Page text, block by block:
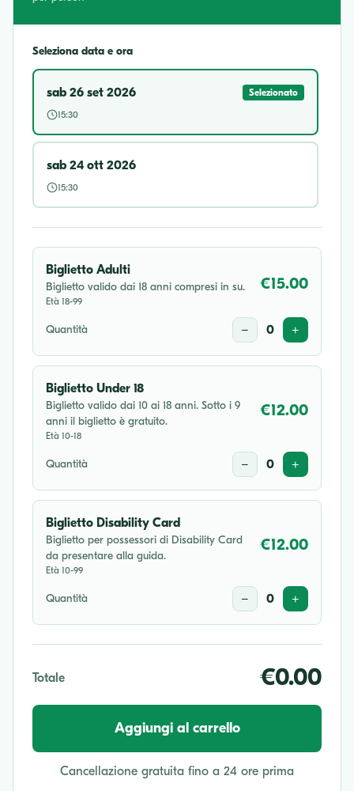
Seleziona data e ora
sab 26 set 2026
Selezionato
15:30
sab 24 ott 2026
15:30
Biglietto Adulti
Biglietto valido dai 18 anni compresi in su.
Età 18-99
€15.00
Quantità − 0 +
Biglietto Under 18
Biglietto valido dai 10 ai 18 anni. Sotto i 9
anni il biglietto è gratuito.
Età 10-18
€12.00
Quantità − 0 +
Biglietto Disability Card
Biglietto per possessori di Disability Card
da presentare alla guida.
Età 10-99
€12.00
Quantità − 0 +
Totale €0.00
Aggiungi al carrello
Cancellazione gratuita fino a 24 ore prima